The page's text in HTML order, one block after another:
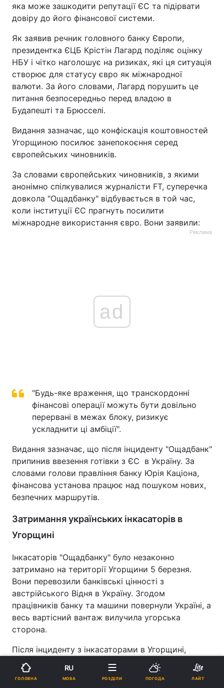
яка може зашкодити репутації ЄС та підірвати
довіру до його фінансової системи.
Як заявив речник головного банку Європи,
президентка ЄЦБ Крістін Лагард поділяє оцінку
НБУ і чітко наголошує на ризиках, які ця ситуація
створює для статусу євро як міжнародної
валюти. За його словами, Лагард порушить це
питання безпосередньо перед владою в
Будапешті та Брюсселі.
Видання зазначає, що конфіскація коштовностей
Угорщиною посилює занепокоєння серед
європейських чиновників.
За словами європейських чиновників, з якими
анонімно спілкувалися журналісти FT, суперечка
довкола "Ощадбанку" відбувається в той час,
коли інституції ЄС прагнуть посилити
міжнародне використання євро. Вони заявили:
Реклама
ad
"Будь-яке враження, що транскордонні
фінансові операції можуть бути довільно
перервані в межах блоку, ризикує
ускладнити ці амбіції".
Видання зазначає, що після інциденту "Ощадбанк"
припинив ввезення готівки з ЄС в Україну. За
словами голови правління банку Юрія Каціона,
фінансова установа працює над пошуком нових,
безпечних маршрутів.
Затримання українських інкасаторів в
Угорщині
Інкасаторів "Ощадбанку" було незаконно
затримано на території Угорщини 5 березня.
Вони перевозили банківські цінності з
австрійського Відня в Україну. Згодом
працівників банку та машини повернули Україні, а
весь вартісний вантаж вилучила угорська
сторона.
Після інциденту з інкасаторами в Угорщині,
готівкова валюта в Україну не надходить
оскільки лише "Ощадбанк" має ліцензію на
ГОЛОВНА
RU
МОВА РОЗДІЛИ ПОГОДА ЛАЙТ